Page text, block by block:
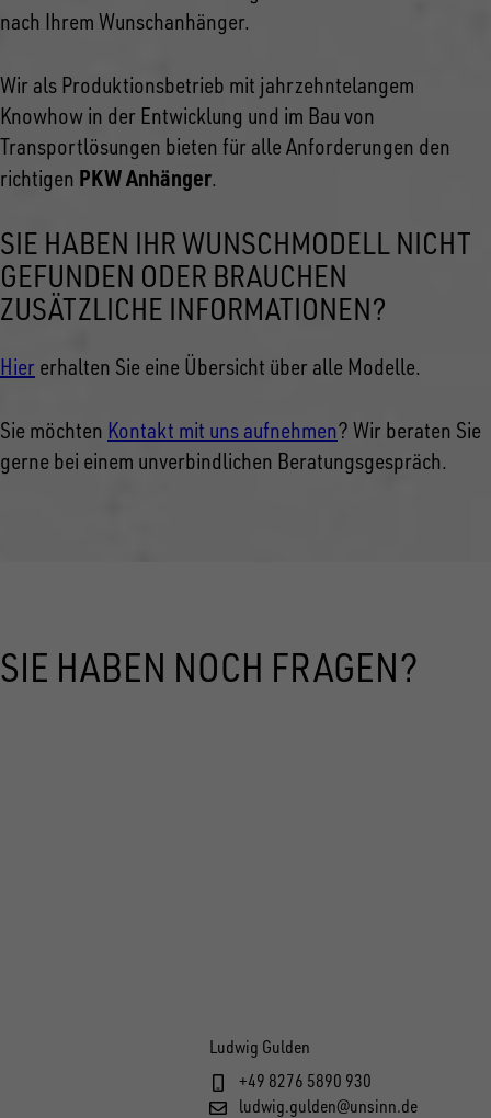
nach Ihrem Wunschanhänger.
Wir als Produktionsbetrieb mit jahrzehntelangem
Knowhow in der Entwicklung und im Bau von
Transportlösungen bieten für alle Anforderungen den
richtigen PKW Anhänger.
SIE HABEN IHR WUNSCHMODELL NICHT
GEFUNDEN ODER BRAUCHEN
ZUSÄTZLICHE INFORMATIONEN?
Hier erhalten Sie eine Übersicht über alle Modelle.
Sie möchten Kontakt mit uns aufnehmen? Wir beraten Sie
gerne bei einem unverbindlichen Beratungsgespräch.
SIE HABEN NOCH FRAGEN?
Ludwig Gulden
+49 8276 5890 930
ludwig.gulden@unsinn.de